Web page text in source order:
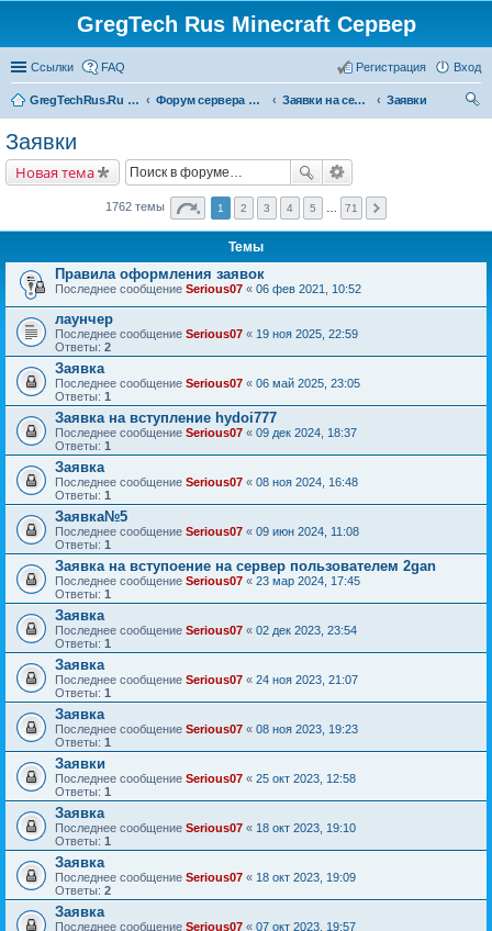
GregTech Rus Minecraft Сервер
Ссылки FAQ Вход
Регистрация
GregTechRus.Ru - На главную Форум сервера Minecraft Gregtech 1.7.10 Заявки на сервер GregTechRus
Заявки
Заявки
Новая тема
1762 темы 1 2 3 4 5 71
Темы
Правила оформления заявок
Последнее сообщение Serious07 « 06 фев 2021, 10:52
лаунчер
Последнее сообщение Serious07 « 19 ноя 2025, 22:59
Ответы: 2
Заявка
Последнее сообщение Serious07 « 06 май 2025, 23:05
Ответы: 1
Заявка на вступление hydoi777
Последнее сообщение Serious07 « 09 дек 2024, 18:37
Ответы: 1
Заявка
Последнее сообщение Serious07 « 08 ноя 2024, 16:48
Ответы: 1
Заявка№5
Последнее сообщение Serious07 « 09 июн 2024, 11:08
Ответы: 1
Заявка на вступоение на сервер пользователем 2gan
Последнее сообщение Serious07 « 23 мар 2024, 17:45
Ответы: 1
Заявка
Последнее сообщение Serious07 « 02 дек 2023, 23:54
Ответы: 1
Заявка
Последнее сообщение Serious07 « 24 ноя 2023, 21:07
Ответы: 1
Заявка
Последнее сообщение Serious07 « 08 ноя 2023, 19:23
Ответы: 1
Заявки
Последнее сообщение Serious07 « 25 окт 2023, 12:58
Ответы: 1
Заявка
Последнее сообщение Serious07 « 18 окт 2023, 19:10
Ответы: 1
Заявка
Последнее сообщение Serious07 « 18 окт 2023, 19:09
Ответы: 2
Заявка
Последнее сообщение Serious07 « 07 окт 2023, 19:57